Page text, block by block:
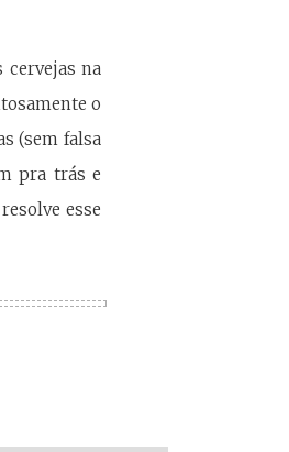
cervejas na
o
(sem falsa
pra trás e
esse